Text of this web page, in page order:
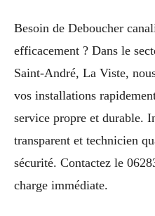
Besoin de Deboucher
efficacement ? Dans le
Saint-André, La Viste,
vos installations
service propre et durable.
transparent et technicien
sécurité. Contactez le
charge immédiate.